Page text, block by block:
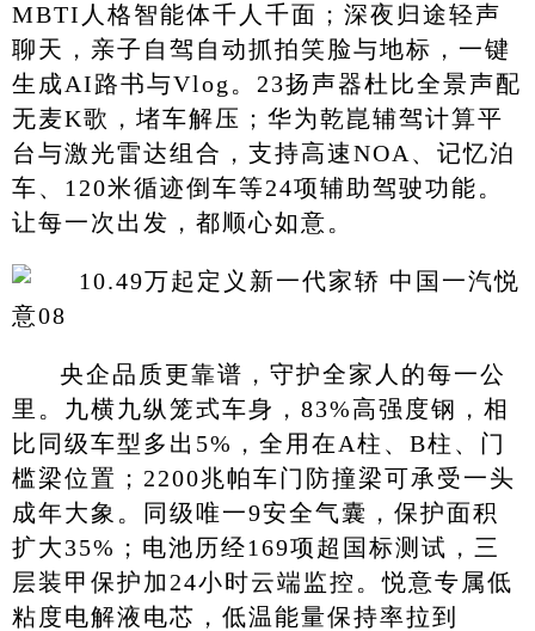
MBTI人格智能体千人千面；深夜归途轻声
聊天，亲子自驾自动抓拍笑脸与地标，一键
生成AI路书与Vlog。23扬声器杜比全景声配
无麦K歌，堵车解压；华为乾崑辅驾计算平
台与激光雷达组合，支持高速NOA、记忆泊
车、120米循迹倒车等24项辅助驾驶功能。
让每一次出发，都顺心如意。
央企品质更靠谱，守护全家人的每一公
里。九横九纵笼式车身，83%高强度钢，相
比同级车型多出5%，全用在A柱、B柱、门
槛梁位置；2200兆帕车门防撞梁可承受一头
成年大象。同级唯一9安全气囊，保护面积
扩大35%；电池历经169项超国标测试，三
层装甲保护加24小时云端监控。悦意专属低
粘度电解液电芯，低温能量保持率拉到